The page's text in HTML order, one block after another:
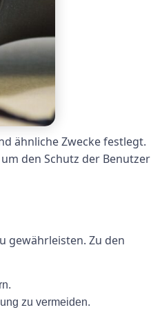
ähnliche Zwecke festlegt.
den Schutz der Benutzer
gewährleisten. Zu den
zu vermeiden.